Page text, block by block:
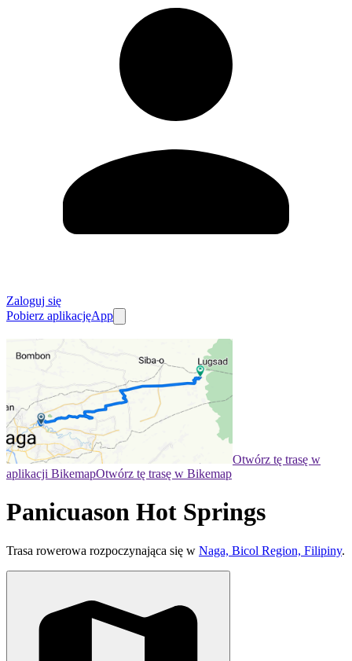
Zaloguj się
Pobierz aplikacjęApp
Otwórz tę trasę w
aplikacji BikemapOtwórz tę trasę w Bikemap
Panicuason Hot Springs
Trasa rowerowa rozpoczynająca się w Naga, Bicol Region, Filipiny.